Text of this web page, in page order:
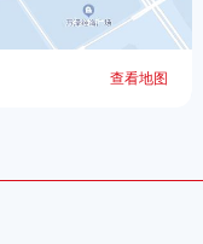
查看地图